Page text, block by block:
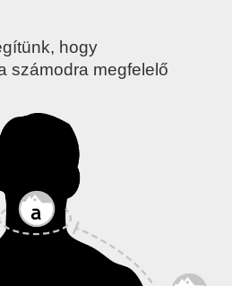
hogy
számodra megfelelő